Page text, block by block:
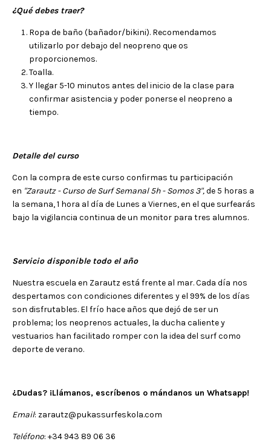
¿Qué debes traer?
Ropa de baño (bañador/bikini). Recomendamos
utilizarlo por debajo del neopreno que os
proporcionemos.
Toalla.
Y llegar 5-10 minutos antes del inicio de la clase para
confirmar asistencia y poder ponerse el neopreno a
tiempo.
Detalle del curso
Con la compra de este curso confirmas tu participación
en "Zarautz - Curso de Surf Semanal 5h - Somos 3",de 5 horas a
la semana, 1 hora al día de Lunes a Viernes, en el que surfearás
bajo la vigilancia continua de un monitor para tres alumnos.
Servicio disponible todo el año
Nuestra escuela en Zarautz está frente al mar. Cada día nos
despertamos con condiciones diferentes y el 99% de los días
son disfrutables. El frío hace años que dejó de ser un
problema; los neoprenos actuales, la ducha caliente y
vestuarios han facilitado romper con la idea del surf como
deporte de verano.
¿Dudas? ¡Llámanos, escríbenos o mándanos un Whatsapp!
Email: zarautz@pukassurfeskola.com
Teléfono: +34 943 89 06 36